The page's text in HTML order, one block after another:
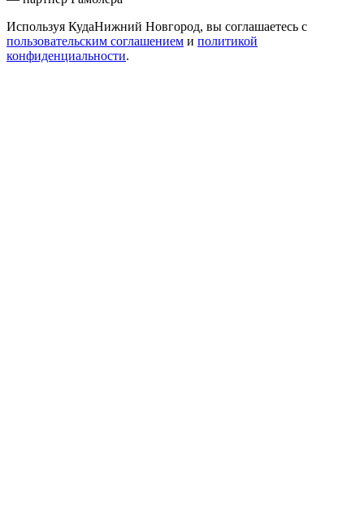
Используя КудаНижний Новгород, вы соглашаетесь с
пользовательским соглашением и политикой
конфиденциальности.